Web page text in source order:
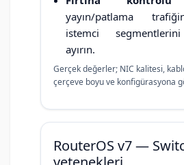
yayın/patlama
istemci
ayırın.
Gerçek değerler; NIC kalitesi,
çerçeve boyu ve konfigürasyona
RouterOS v7 —